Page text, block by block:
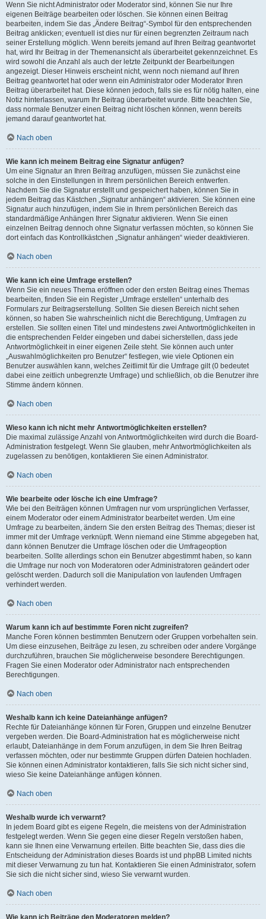
Wenn Sie nicht Administrator oder Moderator sind, können Sie nur Ihre
eigenen Beiträge bearbeiten oder löschen. Sie können einen Beitrag
bearbeiten, indem Sie das „Ändere Beitrag“-Symbol für den entsprechenden
Beitrag anklicken; eventuell ist dies nur für einen begrenzten Zeitraum nach
seiner Erstellung möglich. Wenn bereits jemand auf Ihren Beitrag geantwortet
hat, wird Ihr Beitrag in der Themenansicht als überarbeitet gekennzeichnet. Es
wird sowohl die Anzahl als auch der letzte Zeitpunkt der Bearbeitungen
angezeigt. Dieser Hinweis erscheint nicht, wenn noch niemand auf Ihren
Beitrag geantwortet hat oder wenn ein Administrator oder Moderator Ihren
Beitrag überarbeitet hat. Diese können jedoch, falls sie es für nötig halten, eine
Notiz hinterlassen, warum Ihr Beitrag überarbeitet wurde. Bitte beachten Sie,
dass normale Benutzer einen Beitrag nicht löschen können, wenn bereits
jemand darauf geantwortet hat.
Nach oben
Wie kann ich meinem Beitrag eine Signatur anfügen?
Um eine Signatur an Ihren Beitrag anzufügen, müssen Sie zunächst eine
solche in den Einstellungen in Ihrem persönlichen Bereich entwerfen.
Nachdem Sie die Signatur erstellt und gespeichert haben, können Sie in
jedem Beitrag das Kästchen „Signatur anhängen“ aktivieren. Sie können eine
Signatur auch hinzufügen, indem Sie in Ihrem persönlichen Bereich das
standardmäßige Anhängen Ihrer Signatur aktivieren. Wenn Sie einen
einzelnen Beitrag dennoch ohne Signatur verfassen möchten, so können Sie
dort einfach das Kontrollkästchen „Signatur anhängen“ wieder deaktivieren.
Nach oben
Wie kann ich eine Umfrage erstellen?
Wenn Sie ein neues Thema eröffnen oder den ersten Beitrag eines Themas
bearbeiten, finden Sie ein Register „Umfrage erstellen“ unterhalb des
Formulars zur Beitragserstellung. Sollten Sie diesen Bereich nicht sehen
können, so haben Sie wahrscheinlich nicht die Berechtigung, Umfragen zu
erstellen. Sie sollten einen Titel und mindestens zwei Antwortmöglichkeiten in
die entsprechenden Felder eingeben und dabei sicherstellen, dass jede
Antwortmöglichkeit in einer eigenen Zeile steht. Sie können auch unter
„Auswahlmöglichkeiten pro Benutzer“ festlegen, wie viele Optionen ein
Benutzer auswählen kann, welches Zeitlimit für die Umfrage gilt (0 bedeutet
dabei eine zeitlich unbegrenzte Umfrage) und schließlich, ob die Benutzer ihre
Stimme ändern können.
Nach oben
Wieso kann ich nicht mehr Antwortmöglichkeiten erstellen?
Die maximal zulässige Anzahl von Antwortmöglichkeiten wird durch die Board-
Administration festgelegt. Wenn Sie glauben, mehr Antwortmöglichkeiten als
zugelassen zu benötigen, kontaktieren Sie einen Administrator.
Nach oben
Wie bearbeite oder lösche ich eine Umfrage?
Wie bei den Beiträgen können Umfragen nur vom ursprünglichen Verfasser,
einem Moderator oder einem Administrator bearbeitet werden. Um eine
Umfrage zu bearbeiten, ändern Sie den ersten Beitrag des Themas; dieser ist
immer mit der Umfrage verknüpft. Wenn niemand eine Stimme abgegeben hat,
dann können Benutzer die Umfrage löschen oder die Umfrageoption
bearbeiten. Sollte allerdings schon ein Benutzer abgestimmt haben, so kann
die Umfrage nur noch von Moderatoren oder Administratoren geändert oder
gelöscht werden. Dadurch soll die Manipulation von laufenden Umfragen
verhindert werden.
Nach oben
Warum kann ich auf bestimmte Foren nicht zugreifen?
Manche Foren können bestimmten Benutzern oder Gruppen vorbehalten sein.
Um diese einzusehen, Beiträge zu lesen, zu schreiben oder andere Vorgänge
durchzuführen, brauchen Sie möglicherweise besondere Berechtigungen.
Fragen Sie einen Moderator oder Administrator nach entsprechenden
Berechtigungen.
Nach oben
Weshalb kann ich keine Dateianhänge anfügen?
Rechte für Dateianhänge können für Foren, Gruppen und einzelne Benutzer
vergeben werden. Die Board-Administration hat es möglicherweise nicht
erlaubt, Dateianhänge in dem Forum anzufügen, in dem Sie Ihren Beitrag
verfassen möchten, oder nur bestimmte Gruppen dürfen Dateien hochladen.
Sie können einen Administrator kontaktieren, falls Sie sich nicht sicher sind,
wieso Sie keine Dateianhänge anfügen können.
Nach oben
Weshalb wurde ich verwarnt?
In jedem Board gibt es eigene Regeln, die meistens von der Administration
festgelegt werden. Wenn Sie gegen eine dieser Regeln verstoßen haben,
kann sie Ihnen eine Verwarnung erteilen. Bitte beachten Sie, dass dies die
Entscheidung der Administration dieses Boards ist und phpBB Limited nichts
mit dieser Verwarnung zu tun hat. Kontaktieren Sie einen Administrator, sofern
Sie sich die nicht sicher sind, wieso Sie verwarnt wurden.
Nach oben
Wie kann ich Beiträge den Moderatoren melden?